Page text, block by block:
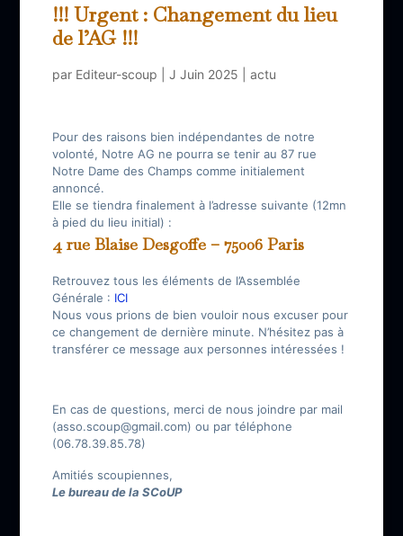
!!! Urgent : Changement du lieu
de l’AG !!!
par Editeur-scoup J Juin 2025 actu
Pour des raisons bien indépendantes de notre
volonté, Notre AG ne pourra se tenir au 87 rue
Notre Dame des Champs comme initialement
annoncé.
Elle se tiendra finalement à l’adresse suivante (12mn
à pied du lieu initial) :
4 rue Blaise Desgoffe – 75006 Paris
Retrouvez tous les éléments de l’Assemblée
Générale : ICI
Nous vous prions de bien vouloir nous excuser pour
ce changement de dernière minute. N’hésitez pas à
transférer ce message aux personnes intéressées !
En cas de questions, merci de nous joindre par mail
(asso.scoup@gmail.com) ou par téléphone
(06.78.39.85.78)
Amitiés scoupiennes,
Le bureau de la SCoUP